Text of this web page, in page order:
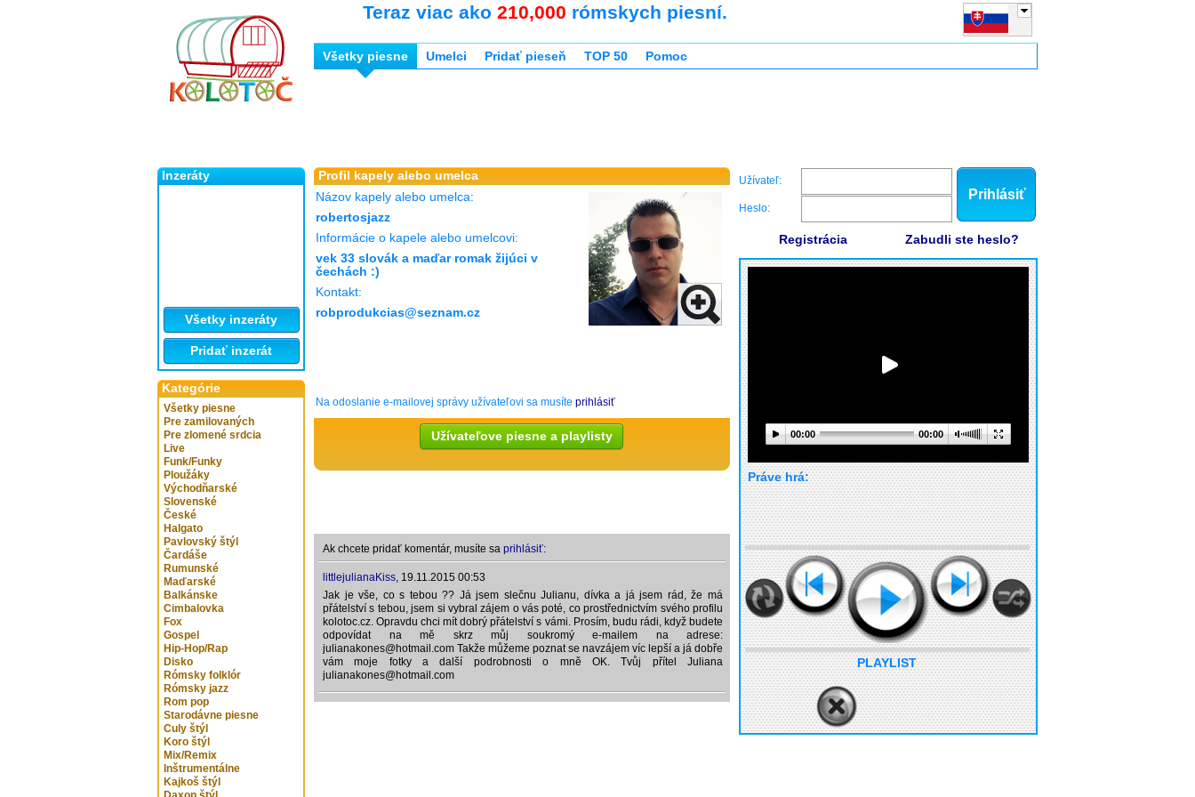
Inzeráty
Všetky inzeráty
Pridať inzerát
Kategórie
Všetky piesne
Pre zamilovaných
Pre zlomené srdcia
Live
Funk/Funky
Ploužáky
Východňarské
Slovenské
České
Halgato
Pavlovský štýl
Čardáše
Rumunské
Maďarské
Balkánske
Cimbalovka
Fox
Gospel
Hip-Hop/Rap
Disko
Rómsky folklór
Rómsky jazz
Rom pop
Starodávne piesne
Culy štýl
Koro štýl
Mix/Remix
Inštrumentálne
Kajkoš štýl
Teraz viac ako 210,000 rómskych piesní.
Všetky piesne Umelci Pridať pieseň TOP 50 Pomoc
Profil kapely alebo umelca
Názov kapely alebo umelca:
robertosjazz
Informácie o kapele alebo umelcovi:
vek 33 slovák a maďar romak žijúci v
čechách :)
Kontakt:
robprodukcias@seznam.cz
Na odoslanie e-mailovej správy užívateľovi sa musíte prihlásiť
Užívateľove piesne a playlisty
Ak chcete pridať komentár, musíte sa prihlásiť:
littlejulianaKiss, 19.11.2015 00:53
Jak je vše, co s tebou ?? Já jsem slečnu Julianu, dívka a já jsem rád, že má
přátelství s tebou, jsem si vybral zájem o vás poté, co prostřednictvím svého profilu
kolotoc.cz. Opravdu chci mít dobrý přátelství s vámi. Prosím, budu rádi, když budete
odpovídat na mě skrz můj soukromý e-mailem na adrese:
julianakones@hotmail.com Takže můžeme poznat se navzájem víc lepší a já dobře
vám moje fotky a další podrobnosti o mně OK. Tvůj přítel Juliana
julianakones@hotmail.com
Užívateľ:
Heslo:
Prihlásiť
Registrácia Zabudli ste heslo?
00:00 00:00
Práve hrá:
PLAYLIST